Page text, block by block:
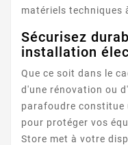
matériels techniques
Sécurisez
installation
Que ce soit dans le
d'une rénovation ou
parafoudre constitue
pour protéger vos
Store met à votre